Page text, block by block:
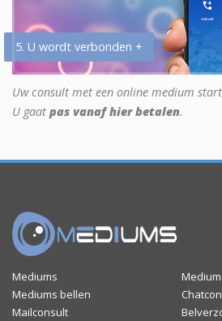
5. U wordt verbonden +
Uw consult met een online medium
U gaat pas vanaf hier betalen.
Mediums
Mediums bellen
Mailconsult